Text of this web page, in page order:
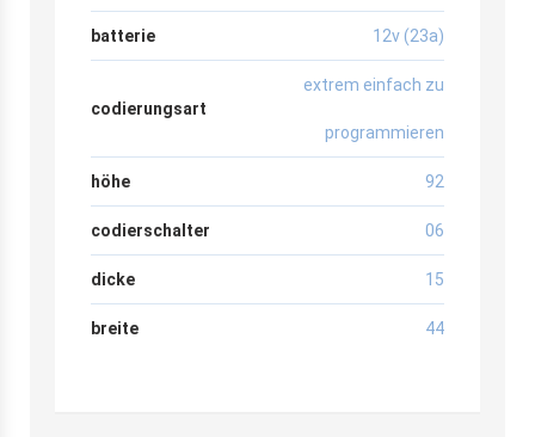
batterie 12v (23a)
codierungsart
extrem einfach zu
programmieren
höhe 92
codierschalter 06
dicke 15
breite 44